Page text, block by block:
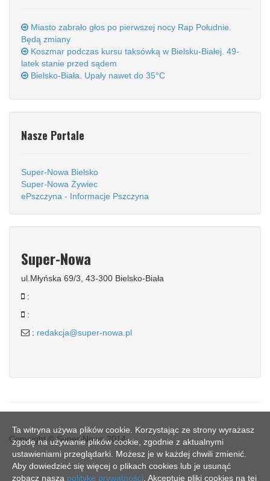
Miasto zabrało głos po pierwszej nocy Rap Południe.
Będą zmiany
Koszmar podczas kursu taksówką w Bielsku-Białej. 49-
latek stanie przed sądem
Bielsko-Biała. Upały nawet do 35°C
Nasze Portale
Super-Nowa Bielsko
Super-Nowa Żywiec
ePszczyna - Informacje Pszczyna
Super-Nowa
ul.Młyńska 69/3, 43-300 Bielsko-Biała
:
:
: redakcja@super-nowa.pl
Copyright © Super-Nowa 2014
Ta witryna używa plików cookie. Korzystając ze strony wyrażasz
zgodę na używanie plików cookie, zgodnie z aktualnymi
ustawieniami przeglądarki. Możesz je w każdej chwili zmienić.
Aby dowiedzieć się więcej o plikach cookies lub je usunąć
zobacz naszą politykę prywatności . Akceptuję pliki cookies na tej